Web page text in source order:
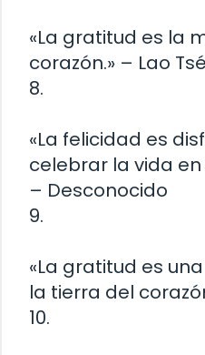
«La gratitud es la
corazón.» – Lao Tsé
8.
«La felicidad es
celebrar la vida
– Desconocido
9.
«La gratitud es
la tierra del
10.